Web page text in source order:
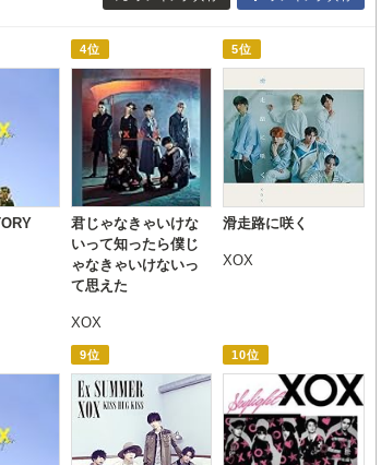
4位
君じゃなきゃいけな
いって知ったら僕じ
ゃなきゃいけないっ
て思えた
XOX
5位
滑走路に咲く
XOX
9位 10位